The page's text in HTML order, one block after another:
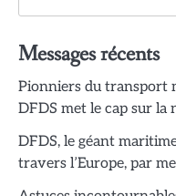
Messages récents
Pionniers du transport
DFDS met le cap sur la
DFDS, le géant
travers l’Europe, par